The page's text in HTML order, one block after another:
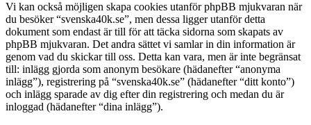
Vi kan också möjligen skapa cookies utanför phpBB mjukvaran när
du besöker “svenska40k.se”, men dessa ligger utanför detta
dokument som endast är till för att täcka sidorna som skapats av
phpBB mjukvaran. Det andra sättet vi samlar in din information är
genom vad du skickar till oss. Detta kan vara, men är inte begränsat
till: inlägg gjorda som anonym besökare (hädanefter “anonyma
inlägg”), registrering på “svenska40k.se” (hädanefter “ditt konto”)
och inlägg sparade av dig efter din registrering och medan du är
inloggad (hädanefter “dina inlägg”).